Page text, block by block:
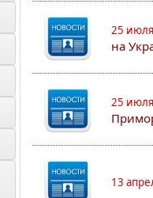
25
на
25
13